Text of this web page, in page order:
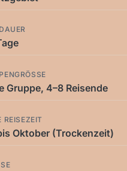
Gruppe, 4–8 Reisende
REISEZEIT
Oktober (Trockenzeit)